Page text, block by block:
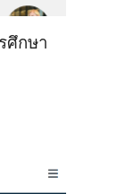
ศึกษา